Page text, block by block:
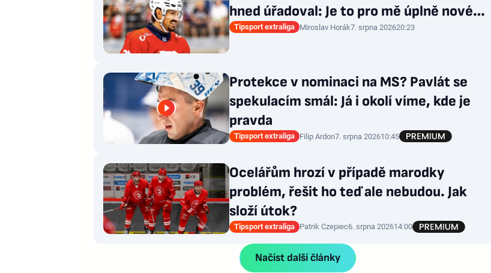
hned úřadoval: Je to pro mě úplně nové…
Tipsport extraliga Miroslav Horák7. srpna 202620:23
Protekce v nominaci na MS? Pavlát se
spekulacím smál: Já i okolí víme, kde je
pravda
Tipsport extraliga Filip Ardon7. srpna 202610:45
Ocelářům hrozí v případě marodky
problém, řešit ho teď ale nebudou. Jak
složí útok?
Tipsport extraliga Patrik Czepiec6. srpna 202614:00
Načíst další články